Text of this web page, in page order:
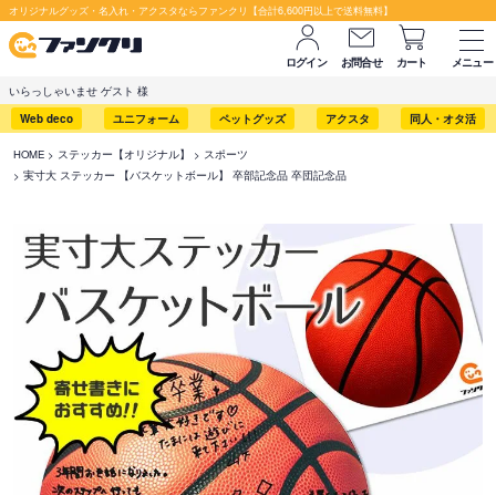
オリジナルグッズ・名入れ・アクスタならファンクリ【合計6,600円以上で送料無料】
ログイン お問合せ カート
メニュー
いらっしゃいませ ゲスト 様
Web deco
ユニフォーム ペットグッズ アクスタ 同人・オタ活
HOME ステッカー【オリジナル】
スポーツ
実寸大 ステッカー 【バスケットボール】 卒部記念品 卒団記念品